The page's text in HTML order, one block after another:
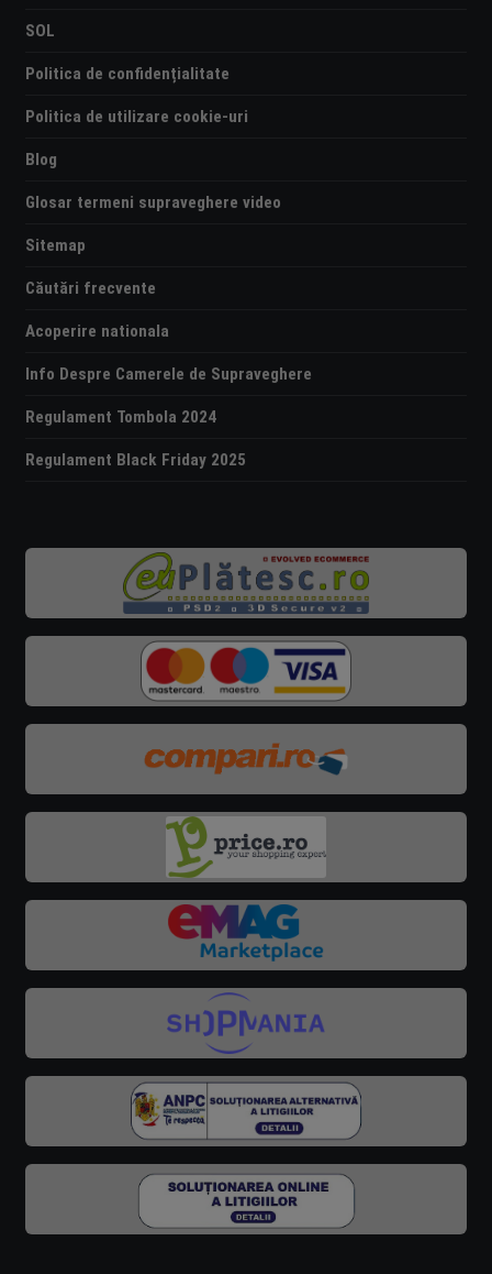
SOL
Politica de confidențialitate
Politica de utilizare cookie-uri
Blog
Glosar termeni supraveghere video
Sitemap
Căutări frecvente
Acoperire nationala
Info Despre Camerele de Supraveghere
Regulament Tombola 2024
Regulament Black Friday 2025